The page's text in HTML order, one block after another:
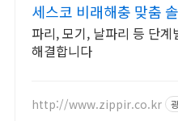
세스코 비래해충 맞춤
벽 차단
파리, 모기, 날파리 등 단
해결합니다
http://www.zippir.co.kr